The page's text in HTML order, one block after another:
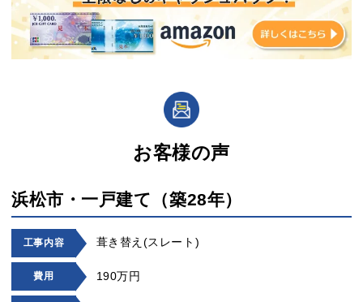
お客様の声
浜松市・一戸建て（築28年）
工事内容 葺き替え(スレート)
費用 190万円